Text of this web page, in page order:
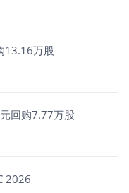
13.16万股
回购7.77万股
2026